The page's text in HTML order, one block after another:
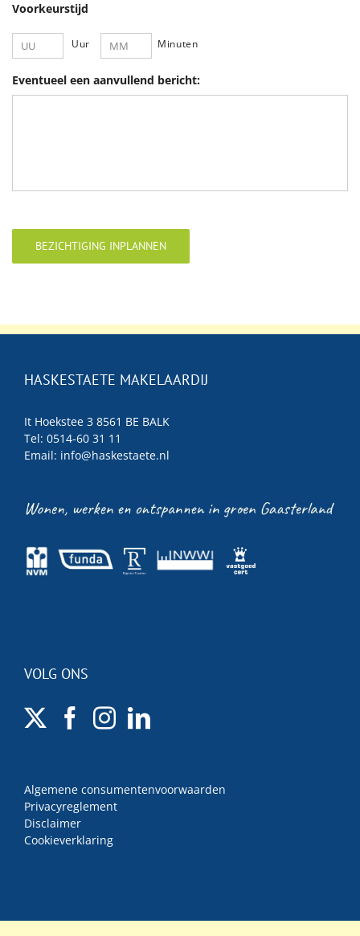
Voorkeurstijd
Uur Minuten
Eventueel een aanvullend bericht:
BEZICHTIGING INPLANNEN
HASKESTAETE MAKELAARDIJ
It Hoekstee 3 8561 BE BALK
Tel: 0514-60 31 11
Email: info@haskestaete.nl
VOLG ONS
Algemene consumentenvoorwaarden
Privacyreglement
Disclaimer
Cookieverklaring